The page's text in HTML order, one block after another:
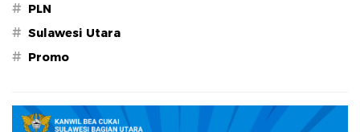
# PLN
# Sulawesi Utara
# Promo